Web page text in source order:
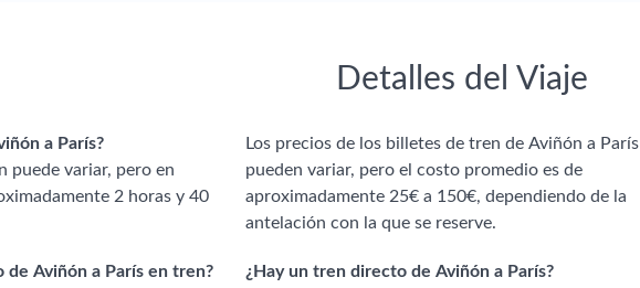
Detalles del Viaje
a París?
puede variar, pero en
2 horas y 40
de Aviñón a París en tren?
Los precios de los billetes de tren de Aviñón a París
pueden variar, pero el costo promedio es de
aproximadamente 25€ a 150€, dependiendo de la
antelación con la que se reserve.
¿Hay un tren directo de Aviñón a París?